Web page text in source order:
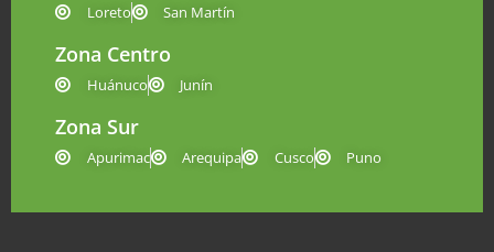
Loreto San Martín
Zona Centro
Huánuco Junín
Zona Sur
Apurimac Arequipa Cusco Puno